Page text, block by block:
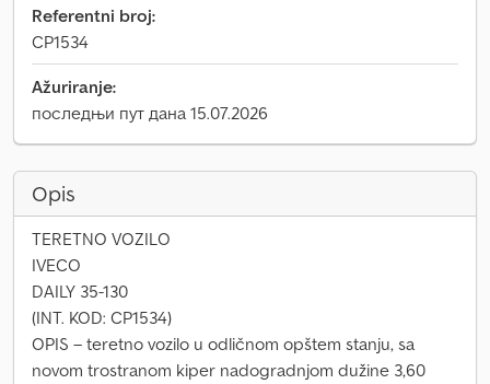
Referentni broj:
CP1534
Ažuriranje:
последњи пут дана 15.07.2026
Opis
TERETNO VOZILO
IVECO
DAILY 35-130
(INT. KOD: CP1534)
OPIS – teretno vozilo u odličnom opštem stanju, sa
novom trostranom kiper nadogradnjom dužine 3,60